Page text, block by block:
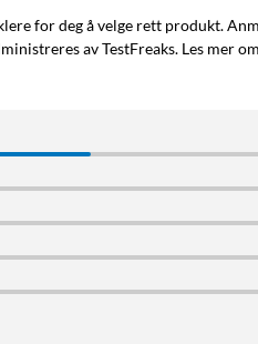
Smarttelefonholder
for deg å velge rett produkt.
av TestFreaks. Les mer